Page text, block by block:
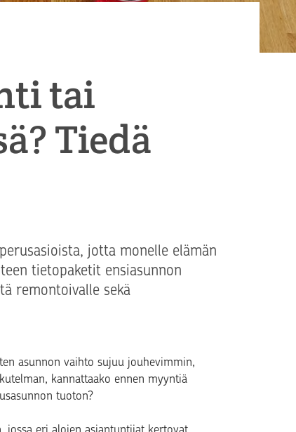
tai
Tiedä
jotta monelle elämän
tietopaketit ensiasunnon
remontoivalle sekä
asunnon vaihto sujuu jouhevimmin,
kannattaako ennen myyntiä
tuoton?
jossa eri alojen asiantuntijat kertovat